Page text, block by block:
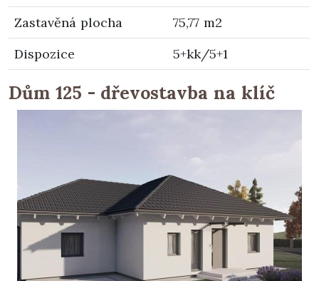
Zastavěná plocha
75,77 m2
Dispozice
5+kk/5+1
Dům 125 - dřevostavba na klíč